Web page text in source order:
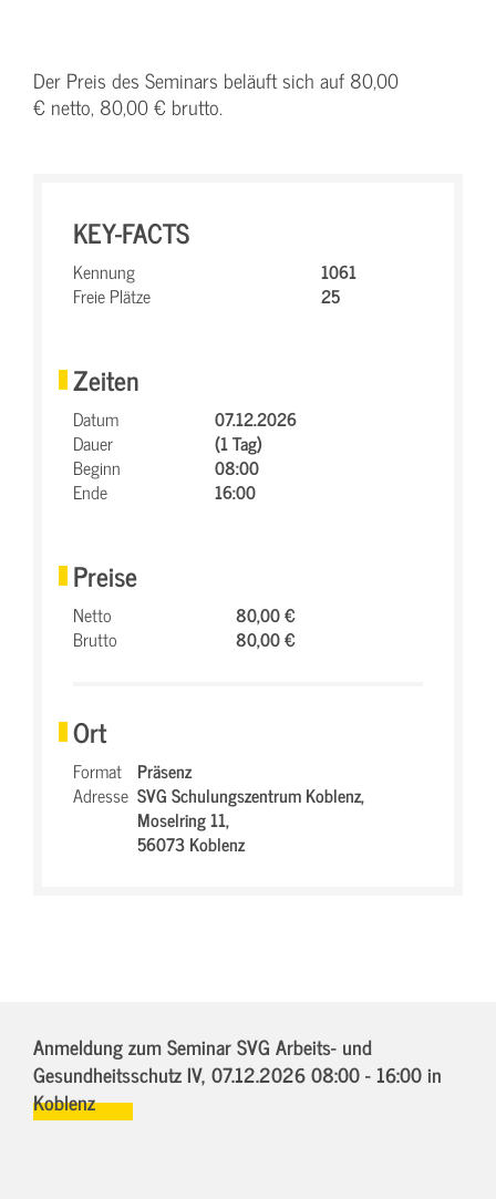
Der Preis des Seminars beläuft sich auf 80,00
€ netto, 80,00 € brutto.
KEY-FACTS
Kennung
1061
Freie Plätze
25
Zeiten
Datum
07.12.2026
Dauer
(1 Tag)
Beginn
08:00
Ende
16:00
Preise
Netto
80,00 €
Brutto
80,00 €
Ort
Format Präsenz
Adresse SVG Schulungszentrum Koblenz,
Moselring 11,
56073 Koblenz
Anmeldung zum Seminar SVG Arbeits- und
Gesundheitsschutz IV, 07.12.2026 08:00 - 16:00in
Koblenz